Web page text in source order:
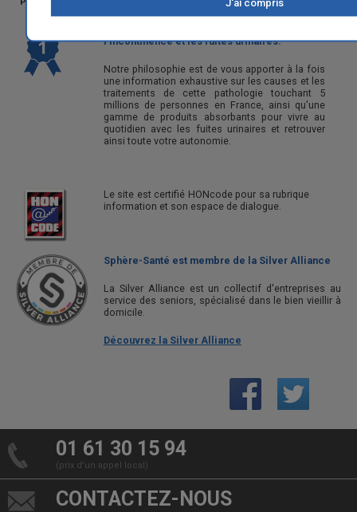
l'incontinence et les fuites urinaires.
Notre philosophie est de vous apporter à la fois
une information exhaustive sur les causes et les
traitements de cette pathologie touchant 5
millions de personnes en France, ainsi qu'une
gamme de produits absorbants pour vivre au
quotidien avec les fuites urinaires et retrouver
ainsi toute votre autonomie.
Le site est certifié HONcode pour sa rubrique
information et son espace de dialogue.
Sphère-Santé est membre de la Silver Alliance
La Silver Alliance est un collectif d'entreprises au
service des seniors, spécialisé dans le bien vieillir à
domicile.
Découvrez la Silver Alliance
01 61 30 15 94
(prix d’un appel local)
CONTACTEZ-NOUS